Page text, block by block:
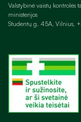
Valstybinė vaistų kontrolės
ministerijos
Studentų g. 45A, Vilnius,